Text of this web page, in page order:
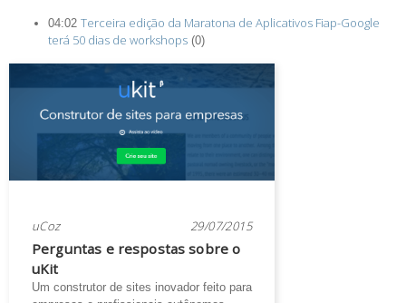
04:02 Terceira edição da Maratona de Aplicativos Fiap-Google
terá 50 dias de workshops (0)
uCoz 29/07/2015
Perguntas e respostas sobre o
uKit
Um construtor de sites inovador feito para